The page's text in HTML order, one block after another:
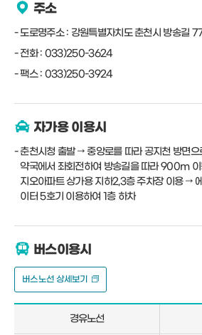
주소
도로명주소 : 강원특별자치도 춘천시 방송길
전화 : 033)250-3624
팩스 : 033)250-3924
자가용 이용시
춘천시청 출발 → 중앙로를 따라 공지천 방면
약국에서 좌회전하여 방송길을 따라 900m
지오아파트 상가용 지하2,3층 주차장 이용 →
이터 5호기 이용하여 1층 하차
버스이용시
버스노선 상세보기
경유노선